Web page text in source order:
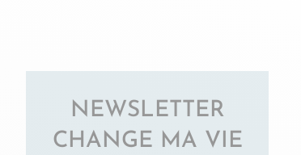
NEWSLETTER
CHANGE MA VIE